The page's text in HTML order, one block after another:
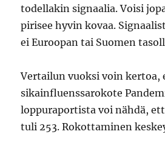
todellakin signaalia. Voisi
pirisee hyvin kovaa.
ei Euroopan tai Suomen
Vertailun vuoksi voin kertoa,
sikainfluenssarokote
loppuraportista voi nähdä,
tuli 253. Rokottaminen